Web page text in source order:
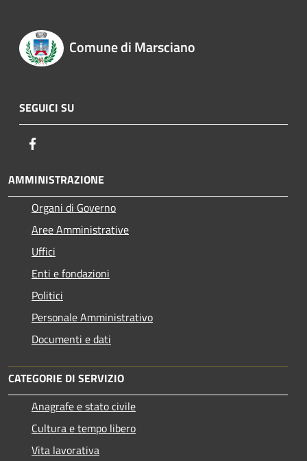
Comune di Marsciano
SEGUICI SU
AMMINISTRAZIONE
Organi di Governo
Aree Amministrative
Uffici
Enti e fondazioni
Politici
Personale Amministrativo
Documenti e dati
CATEGORIE DI SERVIZIO
Anagrafe e stato civile
Cultura e tempo libero
Vita lavorativa